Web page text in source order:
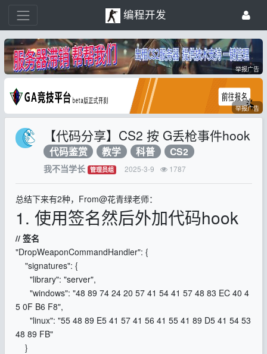
编程开发
举报广告
举报广告
【代码分享】CS2 按 G丢枪事件hook
代码鉴赏 教学 科普 CS2
我不当学长 管理员组 2025-3-9 1787
总结下来有2种，From@花青绿老师：
1. 使用签名然后外加代码hook
// 签名
"DropWeaponCommandHandler": {
"signatures": {
"library": "server",
"windows": "48 89 74 24 20 57 41 54 41 57 48 83 EC 40 4
5 0F B6 F8",
"linux": "55 48 89 E5 41 57 41 56 41 55 41 89 D5 41 54 53
48 89 FB"
}